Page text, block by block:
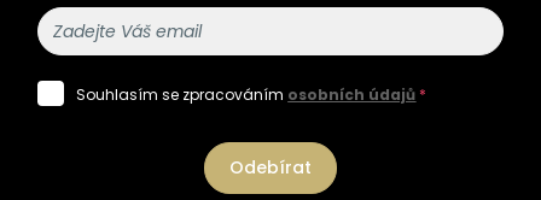
Souhlasím se zpracováním osobních údajů *
Odebírat